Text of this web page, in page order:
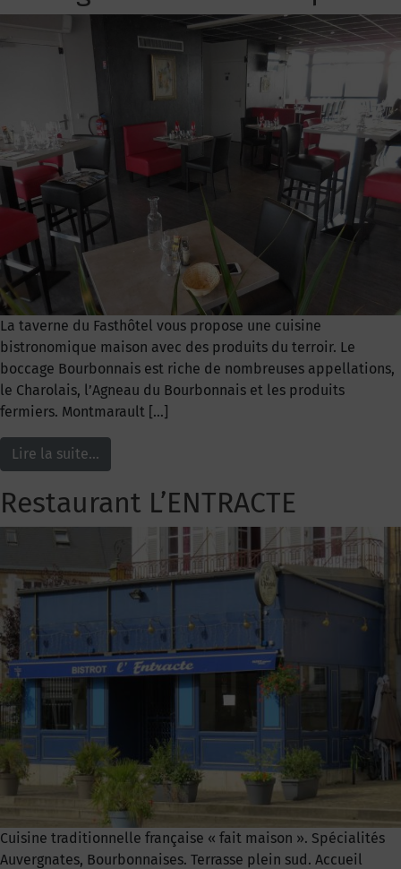
La taverne du Fasthôtel vous propose une cuisine
bistronomique maison avec des produits du terroir. Le
boccage Bourbonnais est riche de nombreuses appellations,
le Charolais, l’Agneau du Bourbonnais et les produits
fermiers. Montmarault […]
Lire la suite…
Restaurant L’ENTRACTE
Cuisine traditionnelle française « fait maison ». Spécialités
Auvergnates, Bourbonnaises. Terrasse plein sud. Accueil